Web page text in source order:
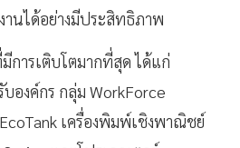
นได้อย่างมีประสิทธิภาพ
ารเติบโตมากที่สุด ได้แก่
องค์กร กลุ่ม WorkForce
เครื่องพิมพ์เชิงพาณิชย์